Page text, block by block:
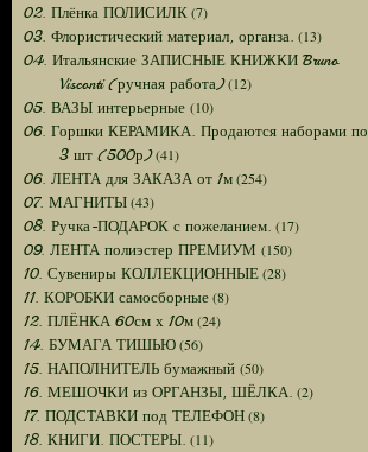
02. Плёнка ПОЛИСИЛК(7)
03. Флористический материал, органза. (13)
04. Итальянские ЗАПИСНЫЕ КНИЖКИ Bruno
Visconti (ручная работа)(12)
05. ВАЗЫ интерьерные (10)
06. Горшки КЕРАМИКА. Продаются наборами по
3 шт (500р)(41)
06. ЛЕНТА для ЗАКАЗА от 1м(254)
07. МАГНИТЫ(43)
08. Ручка-ПОДАРОК с пожеланием. (17)
09. ЛЕНТА полиэстер ПРЕМИУМ (150)
10. Сувениры КОЛЛЕКЦИОННЫЕ(28)
11. КОРОБКИ самосборные(8)
12. ПЛЁНКА 60см х 10м(24)
14. БУМАГА ТИШЬЮ(56)
15. НАПОЛНИТЕЛЬ бумажный (50)
16. МЕШОЧКИ из ОРГАНЗЫ, ШЁЛКА. (2)
17. ПОДСТАВКИ под ТЕЛЕФОН(8)
18. КНИГИ. ПОСТЕРЫ. (11)